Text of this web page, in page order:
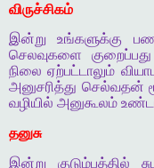
விருச்சிகம்
இன்று உங்களுக்கு
செலவுகளை
நிலை ஏற்பட்டாலும்
அனுசரித்து செல்வதன்
வழியில் அனுகூலம்
தனுசு
இன்று குடும்பத்தில்